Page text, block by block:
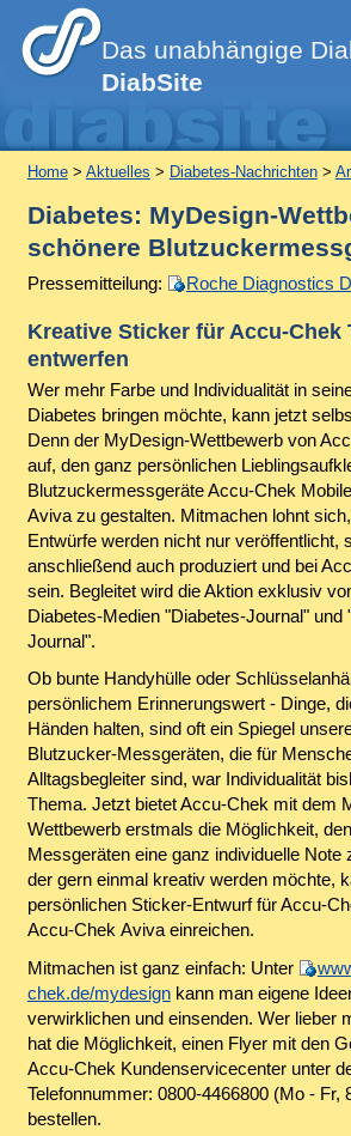
Das unabhängige
DiabSite
Home> Aktuelles > Diabetes-Nachrichten>
Diabetes: MyDesign-
schönere
Pressemitteilung: Roche Diagnostics
Kreative Sticker für Accu-Chek
entwerfen
Wer mehr Farbe und Individualität in
Diabetes bringen möchte, kann jetzt
Denn der MyDesign-Wettbewerb von
auf, den ganz persönlichen
Blutzuckermessgeräte Accu-Chek
Aviva zu gestalten. Mitmachen lohnt
Entwürfe werden nicht nur veröffentlicht,
anschließend auch produziert und bei
sein. Begleitet wird die Aktion exklusiv
Diabetes-Medien "Diabetes-Journal" und
Journal".
Ob bunte Handyhülle oder
persönlichem Erinnerungswert - Dinge,
Händen halten, sind oft ein Spiegel
Blutzucker-Messgeräten, die für
Alltagsbegleiter sind, war Individualität
Thema. Jetzt bietet Accu-Chek mit dem
Wettbewerb erstmals die Möglichkeit,
Messgeräten eine ganz individuelle Note
der gern einmal kreativ werden möchte,
persönlichen Sticker-Entwurf für Accu-
Accu-Chek Aviva einreichen.
Mitmachen ist ganz einfach: Unter
chek.de/mydesignkann man eigene
verwirklichen und einsenden. Wer lieber
hat die Möglichkeit, einen Flyer mit den
Accu-Chek Kundenservicecenter unter
Telefonnummer: 0800-4466800 (Mo - Fr,
bestellen.